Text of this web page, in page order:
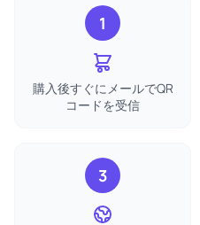
1
購入後すぐにメールでQR
コードを受信
3